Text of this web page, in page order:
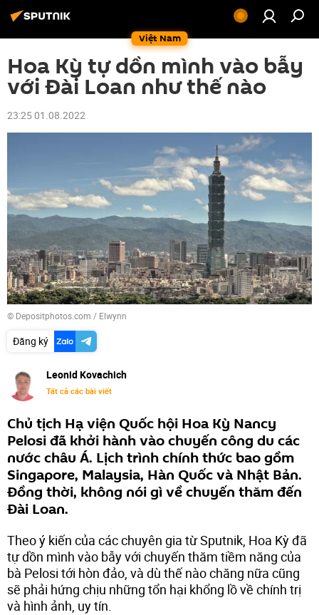
Việt Nam
Hoa Kỳ tự dồn mình vào bẫy
với Đài Loan như thế nào
23:25 01.08.2022
© Depositphotos.com / Elwynn
Đăng ký
Leonid Kovachich
Tất cả các bài viết
Chủ tịch Hạ viện Quốc hội Hoa Kỳ Nancy
Pelosi đã khởi hành vào chuyến công du các
nước châu Á. Lịch trình chính thức bao gồm
Singapore, Malaysia, Hàn Quốc và Nhật Bản.
Đồng thời, không nói gì về chuyến thăm đến
Đài Loan.
Theo ý kiến của các chuyên gia từ Sputnik, Hoa Kỳ đã
tự dồn mình vào bẫy với chuyến thăm tiềm năng của
bà Pelosi tới hòn đảo, và dù thế nào chăng nữa cũng
sẽ phải hứng chịu những tổn hại khổng lồ về chính trị
và hình ảnh, uy tín.